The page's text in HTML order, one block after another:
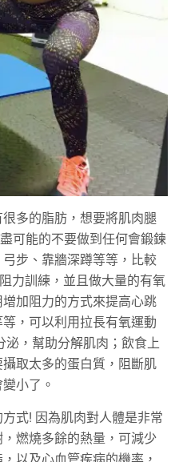
多的脂肪，想要將肌肉腿
可能的不要做到任何會鍛鍊
步、靠牆深蹲等等，比較
力訓練，並且做大量的有氧
加阻力的方式來提高心跳
，可以利用拉長有氧運動
泌，幫助分解肌肉；飲食上
取太多的蛋白質，阻斷肌
小了。
式! 因為肌肉對人體是非常
燃燒多餘的熱量，可減少